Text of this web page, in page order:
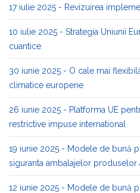
17 iulie 2025 - Revizuirea
10 iulie 2025 - Strategia Uniunii
cuantice
30 iunie 2025 - O cale mai
climatice europene
26 iunie 2025 - Platforma UE
restrictive impuse international
19 iunie 2025 - Modele de bună
siguranta ambalajelor produselor
12 iunie 2025 - Modele de bună